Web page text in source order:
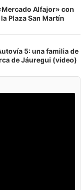
Alfajor» con
Plaza San Martín
5: una familia de
de Jáuregui (video)